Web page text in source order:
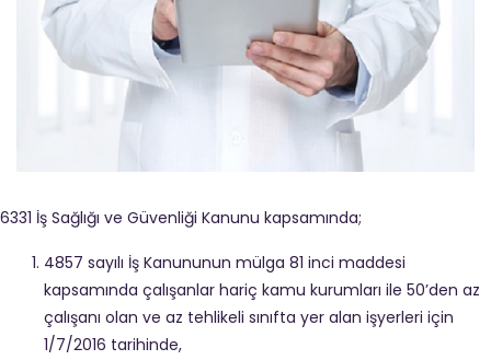
6331 İş Sağlığı ve Güvenliği Kanunu kapsamında;
4857 sayılı İş Kanununun mülga 81 inci maddesi
kapsamında çalışanlar hariç kamu kurumları ile 50’den az
çalışanı olan ve az tehlikeli sınıfta yer alan işyerleri için
1/7/2016 tarihinde,